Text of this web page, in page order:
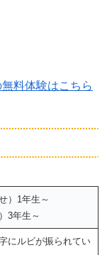
料体験はこちら
）1年生～
3年生～
にルビが振られてい